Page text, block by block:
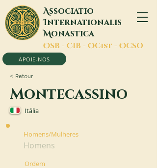
Associatio
Internationalis
Monastica
OSB - CIB - OCist - OCSO
APOIE-NOS
< Retour
Montecassino
Itália
Homens/Mulheres
Homens
Ordem